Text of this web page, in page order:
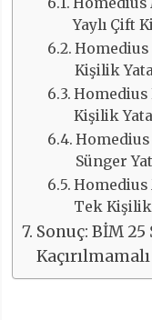
Yaylı Çift
Homedius
Kişilik
Homedius
Kişilik
Homedius
Sünger
Homedius
Tek
Sonuç: BİM
Kaçırılmamalı